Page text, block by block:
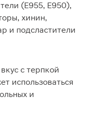
(Е955, Е950),
хинин,
и подсластители
с терпкой
использоваться
и